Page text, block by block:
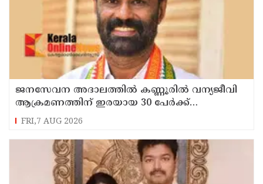
ജനസേവന അദാലത്തിൽ കണ്ണൂരിൽ വന്യജീവി
ആക്രമണത്തിന് ഇരയായ 30 പേർക്ക്
സഹായധനം അനുവദിച്ചു
FRI,7 AUG 2026